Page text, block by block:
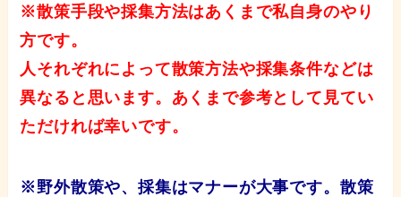
※散策手段や採集方法はあくまで私自身のやり
方です。
人それぞれによって散策方法や採集条件などは
異なると思います。あくまで参考として見てい
ただければ幸いです。
※野外散策や、採集はマナーが大事です。散策